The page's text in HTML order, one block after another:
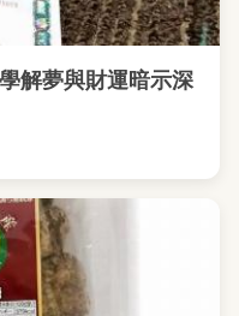
解夢與財運暗示深